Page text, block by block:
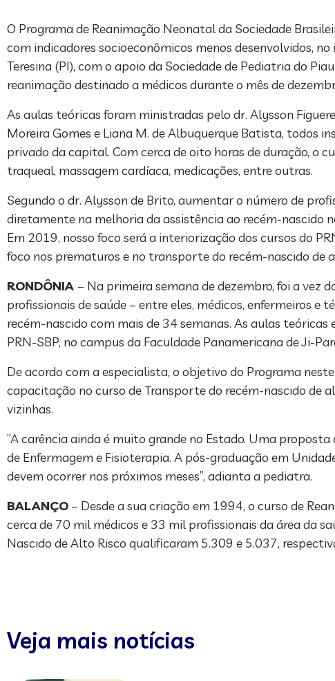
O Programa de Reanimação Neonatal da Sociedade
com indicadores socioeconômicos menos desenvolvidos,
Teresina (PI), com o apoio da Sociedade de Pediatria do
reanimação destinado a médicos durante o mês de
As aulas teóricas foram ministradas pelo dr. Alysson
Moreira Gomes e Liana M. de Albuquerque Batista, todos
privado da capital. Com cerca de oito horas de duração, o
traqueal, massagem cardíaca, medicações, entre outras.
Segundo o dr. Alysson de Brito, aumentar o número de
diretamente na melhoria da assistência ao recém-nascido
Em 2019, nosso foco será a interiorização dos cursos do
foco nos prematuros e no transporte do recém-nascido de
RONDÔNIA – Na primeira semana de dezembro, foi a vez
profissionais de saúde – entre eles, médicos, enfermeiros
recém-nascido com mais de 34 semanas. As aulas
PRN-SBP, no campus da Faculdade Panamericana de Ji-
De acordo com a especialista, o objetivo do Programa
capacitação no curso de Transporte do recém-nascido de
vizinhas.
“A carência ainda é muito grande no Estado. Uma
de Enfermagem e Fisioterapia. A pós-graduação em
devem ocorrer nos próximos meses”, adianta a pediatra.
BALANÇO – Desde a sua criação em 1994, o curso de
cerca de 70 mil médicos e 33 mil profissionais da área da
Nascido de Alto Risco qualificaram 5.309 e 5.037,
Veja mais notícias